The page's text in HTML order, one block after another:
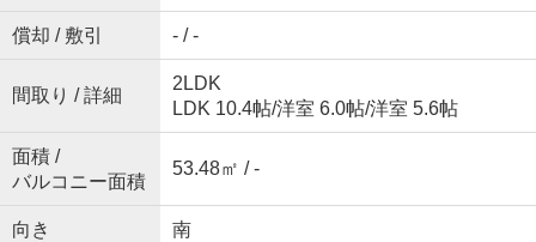
償却 / 敷引 - / -
間取り / 詳細
2LDK
LDK 10.4帖/洋室 6.0帖/洋室 5.6帖
面積 /
バルコニー面積
53.48㎡ / -
向き 南